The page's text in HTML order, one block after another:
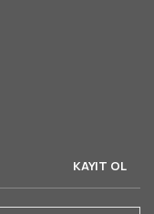
KAYIT OL